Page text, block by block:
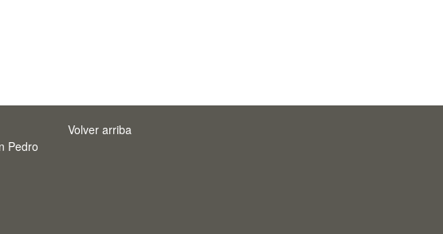
Pedro
Volver arriba